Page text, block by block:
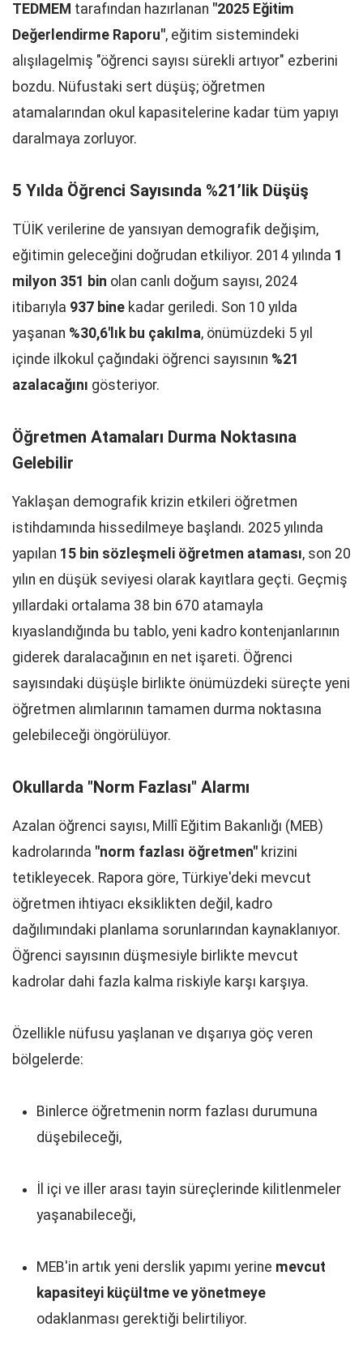
TEDMEM tarafından hazırlanan "2025 Eğitim
Değerlendirme Raporu", eğitim sistemindeki
alışılagelmiş "öğrenci sayısı sürekli artıyor" ezberini
bozdu. Nüfustaki sert düşüş; öğretmen
atamalarından okul kapasitelerine kadar tüm yapıyı
daralmaya zorluyor.
5 Yılda Öğrenci Sayısında %21’lik Düşüş
TÜİK verilerine de yansıyan demografik değişim,
eğitimin geleceğini doğrudan etkiliyor. 2014 yılında 1
milyon 351 bin olan canlı doğum sayısı, 2024
itibarıyla 937 bine kadar geriledi. Son 10 yılda
yaşanan %30,6'lık bu çakılma, önümüzdeki 5 yıl
içinde ilkokul çağındaki öğrenci sayısının %21
azalacağını gösteriyor.
Öğretmen Atamaları Durma Noktasına
Gelebilir
Yaklaşan demografik krizin etkileri öğretmen
istihdamında hissedilmeye başlandı. 2025 yılında
yapılan 15 bin sözleşmeli öğretmen ataması, son 20
yılın en düşük seviyesi olarak kayıtlara geçti. Geçmiş
yıllardaki ortalama 38 bin 670 atamayla
kıyaslandığında bu tablo, yeni kadro kontenjanlarının
giderek daralacağının en net işareti. Öğrenci
sayısındaki düşüşle birlikte önümüzdeki süreçte yeni
öğretmen alımlarının tamamen durma noktasına
gelebileceği öngörülüyor.
Okullarda "Norm Fazlası" Alarmı
Azalan öğrenci sayısı, Millî Eğitim Bakanlığı (MEB)
kadrolarında "norm fazlası öğretmen" krizini
tetikleyecek. Rapora göre, Türkiye'deki mevcut
öğretmen ihtiyacı eksiklikten değil, kadro
dağılımındaki planlama sorunlarından kaynaklanıyor.
Öğrenci sayısının düşmesiyle birlikte mevcut
kadrolar dahi fazla kalma riskiyle karşı karşıya.
Özellikle nüfusu yaşlanan ve dışarıya göç veren
bölgelerde:
Binlerce öğretmenin norm fazlası durumuna
düşebileceği,
İl içi ve iller arası tayin süreçlerinde kilitlenmeler
yaşanabileceği,
MEB'in artık yeni derslik yapımı yerine mevcut
kapasiteyi küçültme ve yönetmeye
odaklanması gerektiği belirtiliyor.